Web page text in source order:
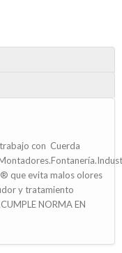
con Cuerda
que evita malos olores
y tratamiento
NORMA EN